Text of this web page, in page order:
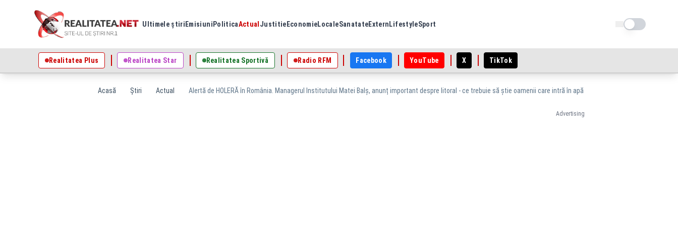
Ultimele știri Emisiuni PoliticaActual Justitie EconomieLocaleSanatateExtern LifestyleSport Schimba tema
Realitatea Plus Realitatea Star Realitatea Sportivă Radio RFM Facebook YouTube X TikTok
Acasă Știri Actual Alertă de HOLERĂ în România. Managerul Institutului Matei Balş, anunț important despre litoral - ce trebuie să știe oamenii care intră în apă
Advertising